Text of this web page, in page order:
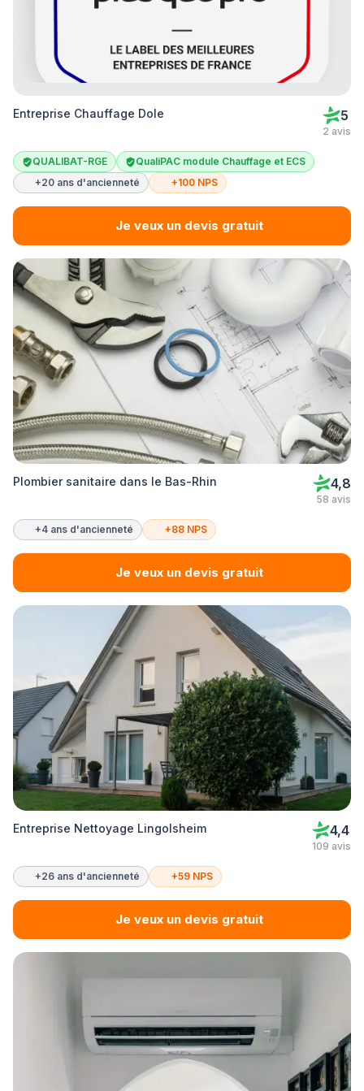
Entreprise Chauffage Dole 5
2 avis
QUALIBAT-RGE
QualiPAC module Chauffage et ECS
+20 ans d'ancienneté
+100 NPS
Je veux un devis gratuit
Plombier sanitaire dans le Bas-Rhin 4,8
58 avis
+4 ans d'ancienneté +88 NPS
Je veux un devis gratuit
Entreprise Nettoyage Lingolsheim 4,4
109 avis
+26 ans d'ancienneté +59 NPS
Je veux un devis gratuit